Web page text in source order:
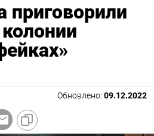
Обновлено: 09.12.2022